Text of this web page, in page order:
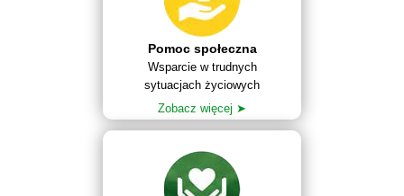
Pomoc społeczna
Wsparcie w trudnych
sytuacjach życiowych
Zobacz więcej ➤